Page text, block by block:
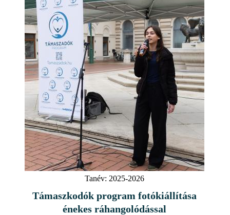
Tanév: 2025-2026
Támaszkodók program fotókiállítása
énekes ráhangolódással